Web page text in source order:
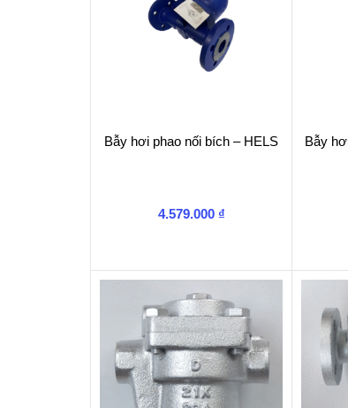
Bẫy hơi phao nối bích – HELS
4.579.000 ₫
Bẫy